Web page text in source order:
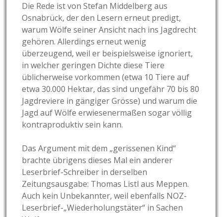
Die Rede ist von Stefan Middelberg aus
Osnabrück, der den Lesern erneut predigt,
warum Wölfe seiner Ansicht nach ins Jagdrecht
gehören. Allerdings erneut wenig
überzeugend, weil er beispielsweise ignoriert,
in welcher geringen Dichte diese Tiere
üblicherweise vorkommen (etwa 10 Tiere auf
etwa 30.000 Hektar, das sind ungefähr 70 bis 80
Jagdreviere in gängiger Grösse) und warum die
Jagd auf Wölfe erwiesenermaßen sogar völlig
kontraproduktiv sein kann.
Das Argument mit dem „gerissenen Kind“
brachte übrigens dieses Mal ein anderer
Leserbrief-Schreiber in derselben
Zeitungsausgabe: Thomas Listl aus Meppen.
Auch kein Unbekannter, weil ebenfalls NOZ-
Leserbrief-„Wiederholungstäter“ in Sachen